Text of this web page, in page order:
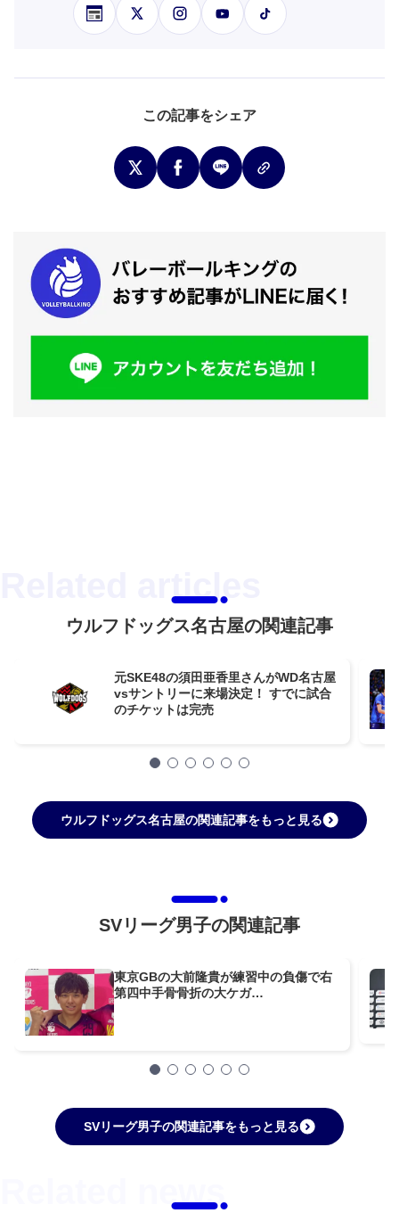
この記事をシェア
ウルフドッグス名古屋の関連記事
元SKE48の須田亜香里さんがWD名古屋
vsサントリーに来場決定！ すでに試合
のチケットは完売
ウルフドッグス名古屋の関連記事をもっと見る
SVリーグ男子の関連記事
東京GBの大前隆貴が練習中の負傷で右
第四中手骨骨折の大ケガ…
SVリーグ男子の関連記事をもっと見る